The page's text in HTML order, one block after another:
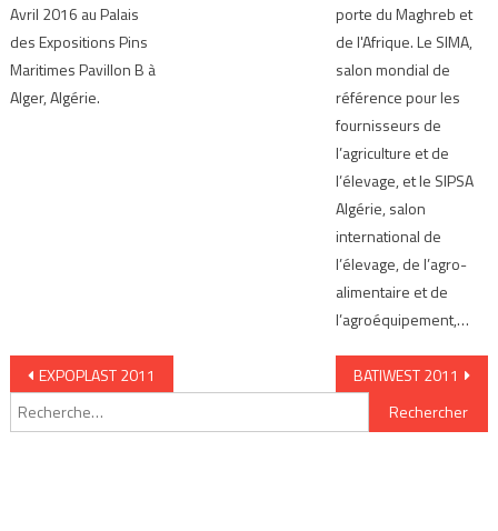
Avril 2016 au Palais
des Expositions Pins
Maritimes Pavillon B à
Alger, Algérie.
porte du Maghreb et
de l'Afrique. Le SIMA,
salon mondial de
référence pour les
fournisseurs de
l’agriculture et de
l’élevage, et le SIPSA
Algérie, salon
international de
l’élevage, de l’agro-
alimentaire et de
l’agroéquipement,…
Navigation de l’article
EXPOPLAST 2011 BATIWEST 2011
Rechercher :